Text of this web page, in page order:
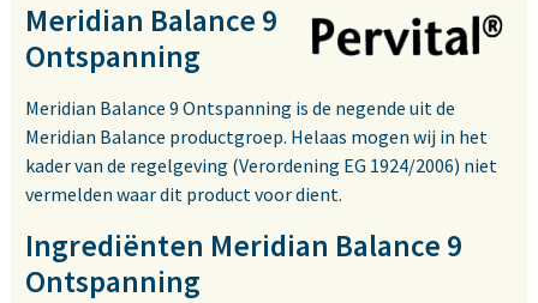
Meridian Balance 9
Ontspanning
Meridian Balance 9 Ontspanning is de negende uit de
Meridian Balance productgroep. Helaas mogen wij in het
kader van de regelgeving (Verordening EG 1924/2006) niet
vermelden waar dit product voor dient.
Ingrediënten Meridian Balance 9
Ontspanning